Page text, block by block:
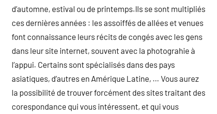
d’automne, estival ou de printemps.Ils se sont multipliés
ces dernières années : les assoiffés de allées et venues
font connaissance leurs récits de congés avec les gens
dans leur site internet, souvent avec la photograhie à
l’appui. Certains sont spécialisés dans des pays
asiatiques, d’autres en Amérique Latine, … Vous aurez
la possibilité de trouver forcément des sites traitant des
corespondance qui vous intéressent, et qui vous